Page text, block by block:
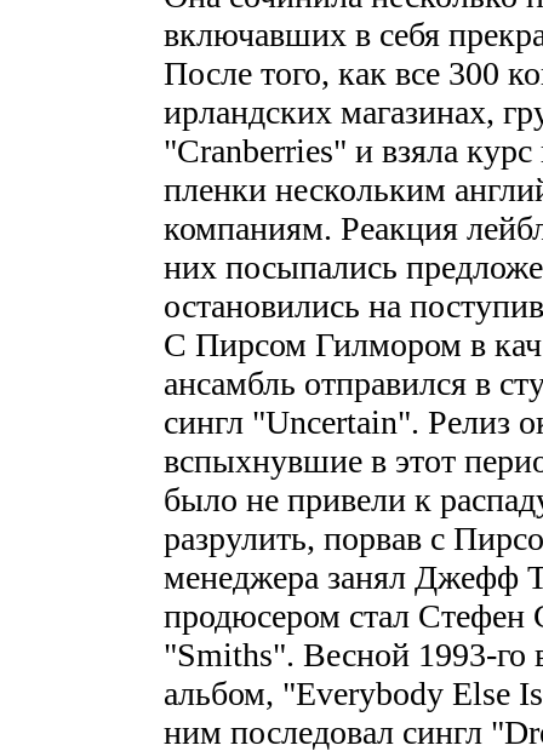
включавших в себя
После того, как все 300
ирландских магазинах,
"Cranberries" и взяла
пленки нескольким
компаниям. Реакция
них посыпались
остановились на
С Пирсом Гилмором в
ансамбль отправился в
сингл "Uncertain". Релиз
вспыхнувшие в этот
было не привели к
разрулить, порвав с
менеджера занял Джефф
продюсером стал Стефен
"Smiths". Весной 1993-го
альбом, "Everybody Else
ним последовал сингл